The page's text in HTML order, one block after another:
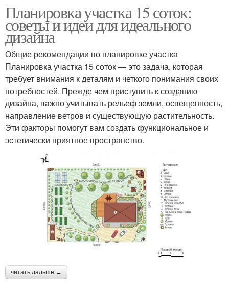
Планировка участка 15 соток:
советы и идеи для идеального
дизайна
Общие рекомендации по планировке участка
Планировка участка 15 соток — это задача, которая
требует внимания к деталям и четкого понимания своих
потребностей. Прежде чем приступить к созданию
дизайна, важно учитывать рельеф земли, освещенность,
направление ветров и существующую растительность.
Эти факторы помогут вам создать функциональное и
эстетически приятное пространство.
читать дальше →